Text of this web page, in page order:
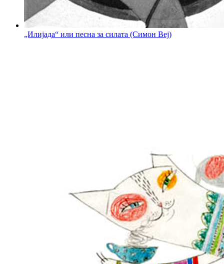
„Илијада“ или песна за силата (Симон Веј)